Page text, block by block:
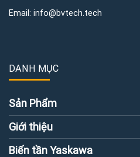
Email: info@bvtech.tech
DANH MỤC
Sản Phẩm
Giới thiệu
Biến tần Yaskawa